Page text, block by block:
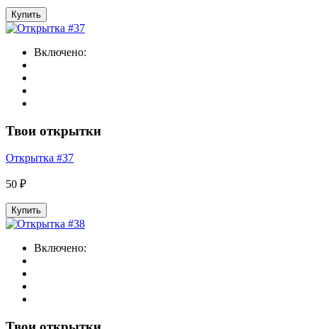
Купить
Включено:
Твои открытки
Открытка #37
50 ₽
Купить
Включено: